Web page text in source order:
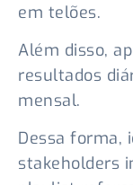
em telões.
Além disso,
resultados
mensal.
Dessa forma,
stakeholders